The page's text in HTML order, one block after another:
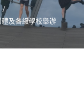
體及各級學校舉辦